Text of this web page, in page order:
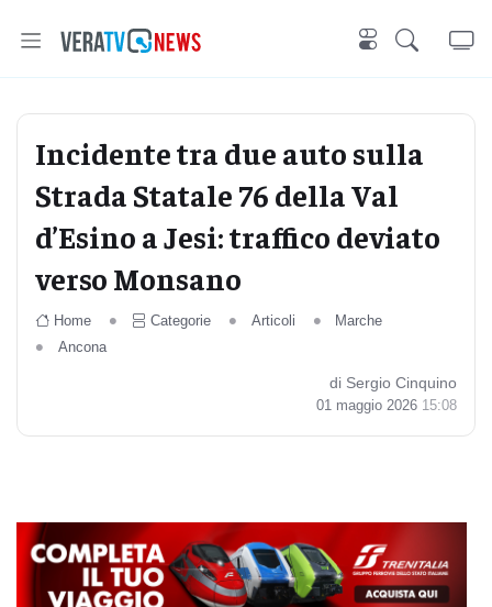
Incidente tra due auto sulla
Strada Statale 76 della Val
d’Esino a Jesi: traffico deviato
verso Monsano
Home Categorie Articoli
Marche
Ancona
di Sergio Cinquino
01 maggio 2026 15:08